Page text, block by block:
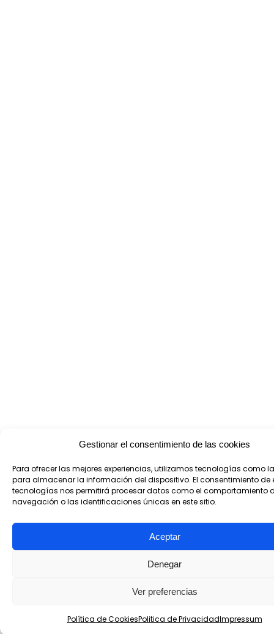
Gestionar el consentimiento de las cookies
Para ofrecer las mejores experiencias, utilizamos tecnologías como
para almacenar la información del dispositivo. El consentimiento de
tecnologías nos permitirá procesar datos como el comportamiento
navegación o las identificaciones únicas en este sitio.
Aceptar
Denegar
Ver preferencias
Política de CookiesPolitica de PrivacidadImpressum